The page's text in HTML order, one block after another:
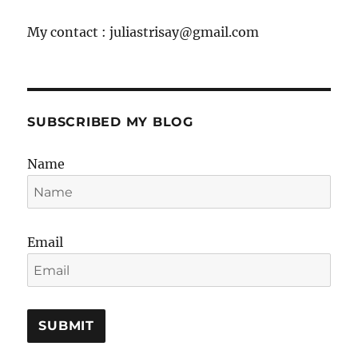
My contact : juliastrisay@gmail.com
SUBSCRIBED MY BLOG
Name
Email